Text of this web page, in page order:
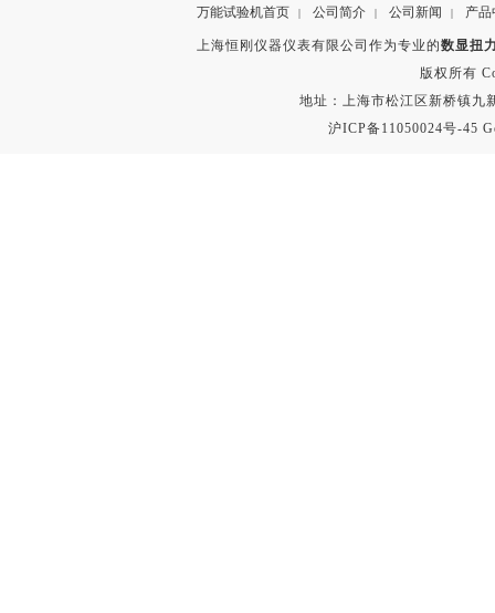
万能试验机首页 | 公司简介 | 公司新闻 | 产品
上海恒刚仪器仪表有限公司作为专业的数显扭
版权所有
地址：上海市松江区新桥镇九
沪ICP备11050024号-45